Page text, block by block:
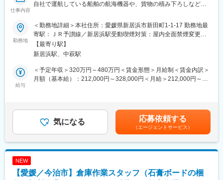
・休日出勤有（振替休日を取得いただけます）
繁忙になる可能性があります）
■同社の特徴：
同社の歴史は1894年、別子銅山の御用達として初代青野重松氏が
漕店」を創業したことに始まります。以来、事業を通じて広く社
会に奉仕・貢献していくことを社訓とし着実な歩みを積み重ね、
山・住友化学を始めとする大手企業のパートナーとして海上輸
送、船舶代理店業務および港湾荷役業務の重責を担っています。
さらに近年は、外航海運事業に本格進出していく方針をもって、
仕事内容
自社で運航している船舶の航海機器や、貨物の積み下ろしなどに
●具体的には…
・船舶のメンテナンス、管理業務：機器の故障や不具合の補正
・船舶備品等の発注、在庫管理 ：船舶に必要な備品の発注と在
庫管理
・船舶への備品等の配達業 ：港にいる船舶へ備品を運搬
・船舶修繕工事の工務監督 ：修繕工事の際の工務監督業務
・船舶定期的検査時の工務監督 ：定期検査の際の工務監督業務
正確な情報を伝えることが重要な業務となります。チームで協力
しながら業務を遂行いたします。
名、20代：2名)
勤務地
＜勤務地詳細＞本社住所：愛媛県新居浜市新田町1-1-17 勤務地最
寄駅：ＪＲ予讃線／新居浜駅受動喫煙対策：屋内全面禁煙変更の
範囲：無
【最寄り駅】
新居浜駅、中萩駅
給与
＜予定年収＞320万円～480万円＜賃金形態＞月給制＜賃金内訳＞
月額（基本給）：212,000円～328,000円＜月給＞212,000円～
も目安の金額であり、選考を通じて上下する可能性があります。
月給(月額)は固定手当を含めた表記です。
気になる 応募依頼する
（エージェントサービス）
NEW
【愛媛／今治市】倉庫作業スタッフ（石膏ボードの梱